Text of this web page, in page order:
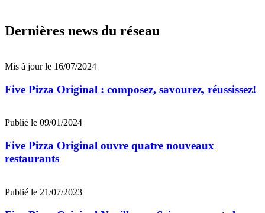
Dernières news du réseau
Mis à jour le 16/07/2024
Five Pizza Original : composez, savourez, réussissez!
Publié le 09/01/2024
Five Pizza Original ouvre quatre nouveaux
restaurants
Publié le 21/07/2023